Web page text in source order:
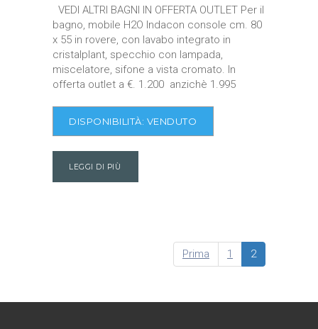
VEDI ALTRI BAGNI IN OFFERTA OUTLET Per il
bagno, mobile H2O Indacon console cm. 80
x 55 in rovere, con lavabo integrato in
cristalplant, specchio con lampada,
miscelatore, sifone a vista cromato. In
offerta outlet a €. 1.200 anzichè 1.995
DISPONIBILITÀ: VENDUTO
LEGGI DI PIÙ
Prima 1 2